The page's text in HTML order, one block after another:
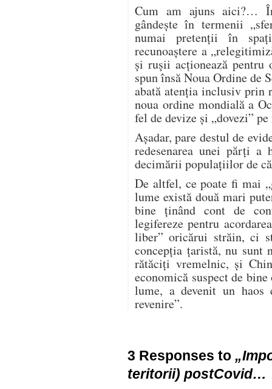
Cum am ajuns aici?…
gândește în termenii
numai pretenții în
recunoaștere a
și rușii acționează
spun însă Noua Ordine de
abată atenția inclusiv prin
noua ordine mondială a
fel de devize și „dovezi”
Așadar, pare destul de
redesenarea unei părți
decimării populațiilor de
De altfel, ce poate fi mai
lume există două mari
bine ținând cont de
legifereze pentru
liber” oricărui străin, ci
concepția țaristă, nu sunt
rătăciți vremelnic, și
economică suspect de
lume, a devenit un
revenire”.
3 Responses to
teritorii) postCovid…